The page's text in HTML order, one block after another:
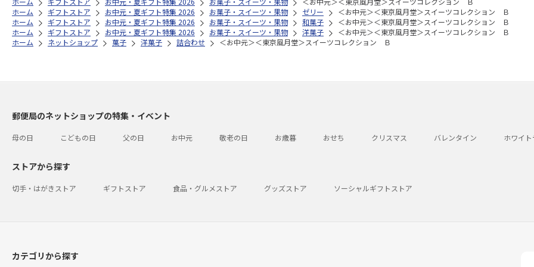
ホーム
ギフトストア お中元・夏ギフト特集 2026 お菓子・スイーツ・果物 ゼリー
＜お中元＞＜東京風月堂＞スイーツコレクション Ｂ
ホーム
ギフトストア お中元・夏ギフト特集 2026 お菓子・スイーツ・果物 和菓子
＜お中元＞＜東京風月堂＞スイーツコレクション Ｂ
ホーム
ギフトストア お中元・夏ギフト特集 2026 お菓子・スイーツ・果物 洋菓子
＜お中元＞＜東京風月堂＞スイーツコレクション Ｂ
ホーム
ネットショップ 菓子 洋菓子 詰合わせ ＜お中元＞＜東京風月堂＞スイーツコレクション Ｂ
郵便局のネットショップの特集・イベント
母の日 こどもの日 父の日 お中元 敬老の日 お歳暮 おせち クリスマス バレンタイン ホワイ
ストアから探す
切手・はがきストア ギフトストア 食品・グルメストア グッズストア ソーシャルギフトストア
カテゴリから探す